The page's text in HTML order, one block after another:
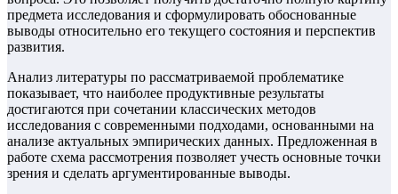
предмета исследования и сформулировать обоснованные
выводы относительно его текущего состояния и перспектив
развития.
Анализ литературы по рассматриваемой проблематике
показывает, что наиболее продуктивные результаты
достигаются при сочетании классических методов
исследования с современными подходами, основанными на
анализе актуальных эмпирических данных. Предложенная в
работе схема рассмотрения позволяет учесть основные точки
зрения и сделать аргументированные выводы.